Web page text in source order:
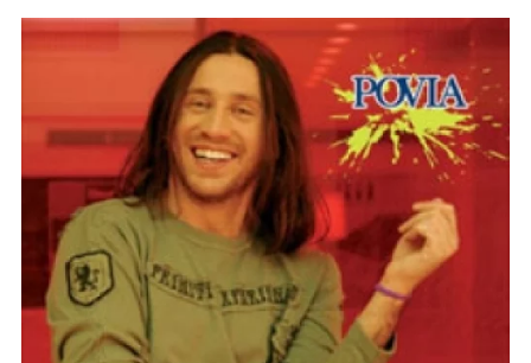
ARTISTI
CONCERTI
SHOP
RADIO